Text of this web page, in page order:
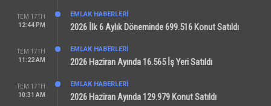
TEM 17TH
12:44 PM
EMLAK HABERLERI
2026 İlk 6 Aylık Döneminde 699.516 Konut Satıldı
TEM 17TH
11:22 AM
EMLAK HABERLERI
2026 Haziran Ayında 16.565 İş Yeri Satıldı
TEM 17TH
10:31 AM
EMLAK HABERLERI
2026 Haziran Ayında 129.979 Konut Satıldı